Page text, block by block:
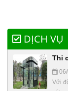
DỊCH VỤ
Thi
Với